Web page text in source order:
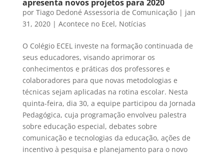
apresenta novos projetos para 2020
por Tiago Dedoné Assessoria de Comunicação| jan
31, 2020| Acontece no Ecel, Notícias
O Colégio ECEL investe na formação continuada de
seus educadores, visando aprimorar os
conhecimentos e práticas dos professores e
colaboradores para que novas metodologias e
técnicas sejam aplicadas na rotina escolar. Nesta
quinta-feira, dia 30, a equipe participou da Jornada
Pedagógica, cuja programação envolveu palestra
sobre educação especial, debates sobre
comunicação e tecnologias da educação, ações de
incentivo à pesquisa e planejamento para o novo